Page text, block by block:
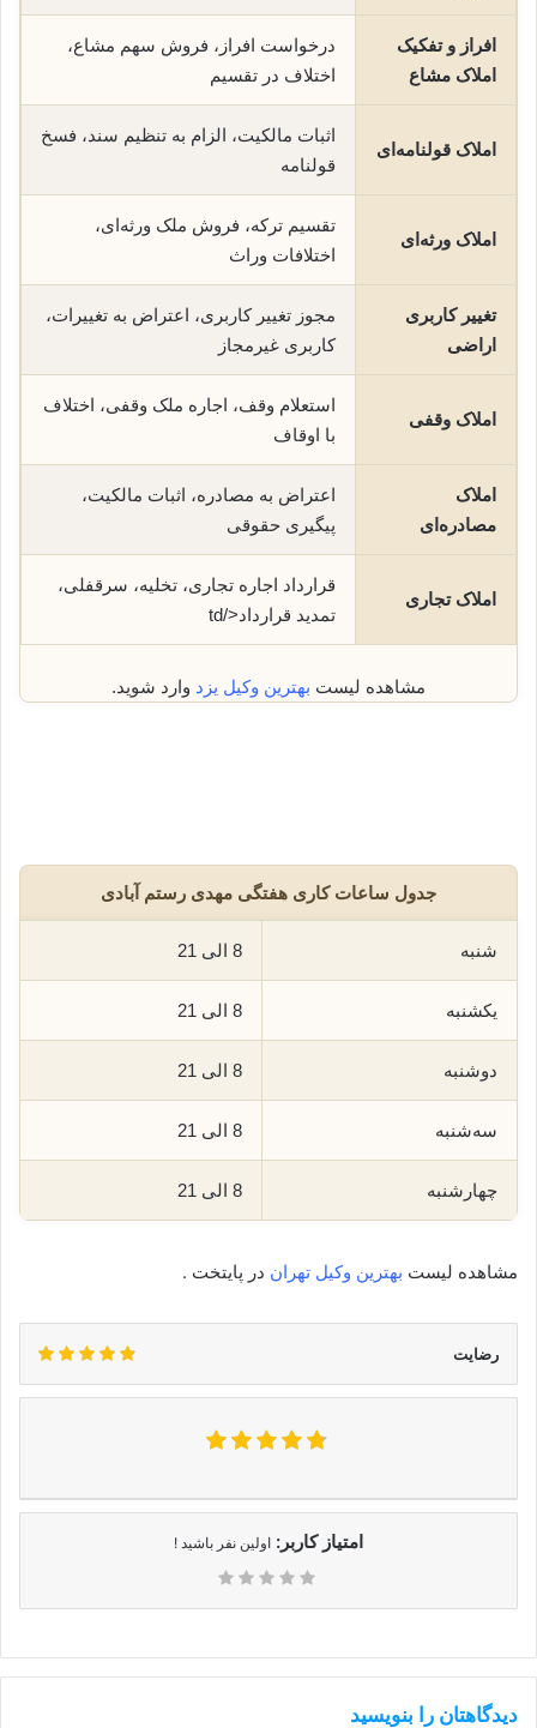
افراز و تفکیک
املاک مشاع
درخواست افراز، فروش سهم مشاع،
اختلاف در تقسیم
املاک قولنامه‌ای
اثبات مالکیت، الزام به تنظیم سند، فسخ
قولنامه
املاک ورثه‌ای
تقسیم ترکه، فروش ملک ورثه‌ای،
اختلافات وراث
تغییر کاربری
اراضی
مجوز تغییر کاربری، اعتراض به تغییرات،
کاربری غیرمجاز
املاک وقفی
استعلام وقف، اجاره ملک وقفی، اختلاف
با اوقاف
املاک
مصادره‌ای
اعتراض به مصادره، اثبات مالکیت،
پیگیری حقوقی
املاک تجاری
قرارداد اجاره تجاری، تخلیه، سرقفلی،
تمدید قرارداد</td
مشاهده لیست بهترین وکیل یزد وارد شوید.
جدول ساعات کاری هفتگی مهدی رستم آبادی
شنبه 8 الی 21
یکشنبه 8 الی 21
دوشنبه 8 الی 21
سه‌شنبه 8 الی 21
چهارشنبه 8 الی 21
مشاهده لیست بهترین وکیل تهران در پایتخت .
رضایت
امتیاز کاربر: اولین نفر باشید !
دیدگاهتان را بنویسید